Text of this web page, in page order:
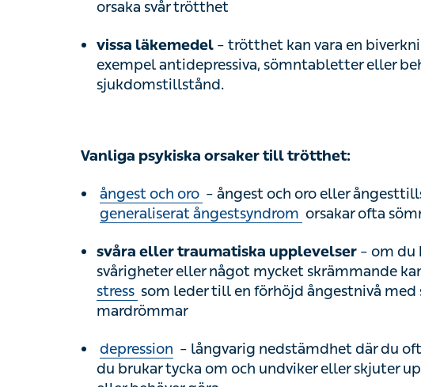
Vanliga psykiska orsaker till trötthet:
ångest och oro– ångest och oro eller
ångestsyndromorsakar ofta sömnbrist och
en förhöjd ångestnivå med spänningar,
depression– långvarig nedstämdhet där du ofta
brukar tycka om och undviker eller skjuter upp
behöver göra
utmattningssyndrom– långvarig stress eller
återhämtning
sjukdomär några exempel på psykiska besvär
sömnproblem.